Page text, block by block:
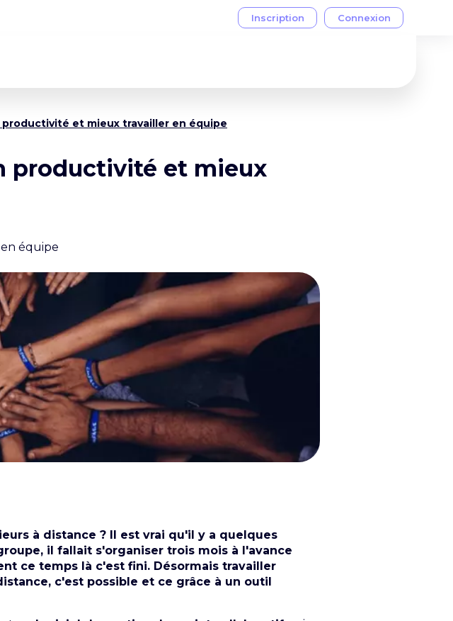
productivité et mieux travailler en équipe
productivité et mieux
équipe
à distance ? Il est vrai qu'il y a quelques
il fallait s'organiser trois mois à l'avance
ce temps là c'est fini. Désormais travailler
c'est possible et ce grâce à un outil